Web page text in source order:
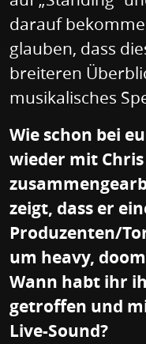
darauf
glauben, dass
breiteren
musikalisches
Wie schon bei
wieder mit
zeigt, dass er
Produzenten/
um heavy,
Wann habt ihr
getroffen und
Live-Sound?